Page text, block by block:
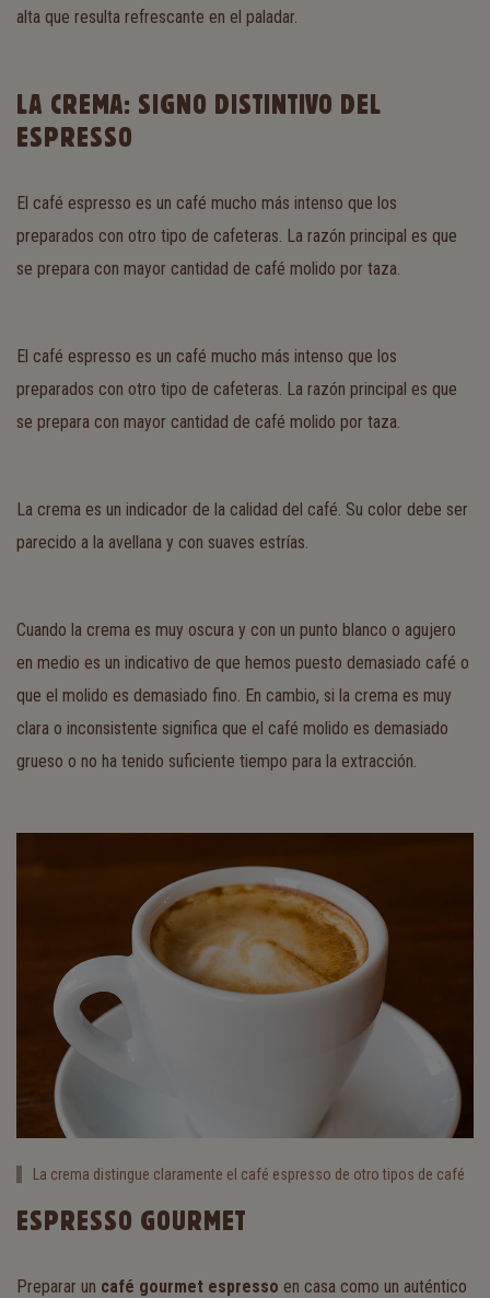
alta que resulta refrescante en el paladar.
LA CREMA: SIGNO DISTINTIVO DEL
ESPRESSO
El café espresso es un café mucho más intenso que los
preparados con otro tipo de cafeteras. La razón principal es que
se prepara con mayor cantidad de café molido por taza.
El café espresso es un café mucho más intenso que los
preparados con otro tipo de cafeteras. La razón principal es que
se prepara con mayor cantidad de café molido por taza.
La crema es un indicador de la calidad del café. Su color debe ser
parecido a la avellana y con suaves estrías.
Cuando la crema es muy oscura y con un punto blanco o agujero
en medio es un indicativo de que hemos puesto demasiado café o
que el molido es demasiado fino. En cambio, si la crema es muy
clara o inconsistente significa que el café molido es demasiado
grueso o no ha tenido suficiente tiempo para la extracción.
La crema distingue claramente el café espresso de otro tipos de café
ESPRESSO GOURMET
Preparar un café gourmet espresso en casa como un auténtico